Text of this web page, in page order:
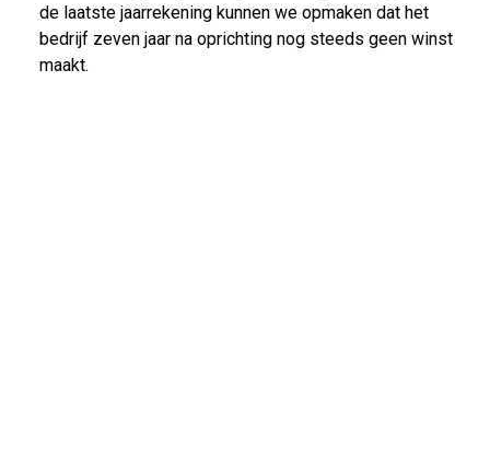
de laatste jaarrekening kunnen we opmaken dat het
bedrijf zeven jaar na oprichting nog steeds geen winst
maakt.